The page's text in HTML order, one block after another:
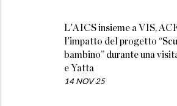
L'AICS insieme a VIS,
l'impatto del progetto
bambino” durante una
e Yatta
14 NOV 25